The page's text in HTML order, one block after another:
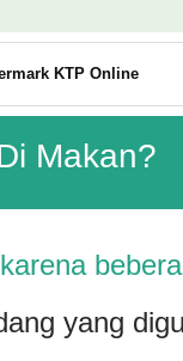
KTP Online
Makan?
yang